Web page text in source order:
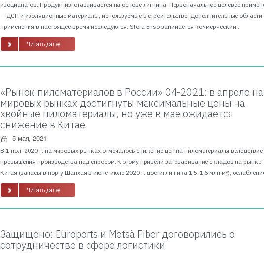
изоцианатов. Продукт изготавливается на основе лигнина. Первоначальное целевое
— ДСП и изоляционные материалы, используемые в строительстве. Дополнительные области
применения в настоящее время исследуются. Stora Enso занимается коммерческим...
Читать далее
«Рынок пиломатериалов в России» 04-2021: в апреле на
мировых рынках достигнуты максимальные цены на
хвойные пиломатериалы, но уже в мае ожидается
снижение в Китае
5 мая, 2021
В 1 пол. 2020 г. на мировых рынках отмечалось снижение цен на пиломатериалы вследствие
превышения производства над спросом. К этому привели затоваривание складов на рынке
Китая (запасы в порту Шанхая в июне-июле 2020 г. достигли пика 1,5-1,6 млн м³),
Читать далее
Защищено: Euroports и Metsä Fiber договорились о
сотрудничестве в сфере логистики